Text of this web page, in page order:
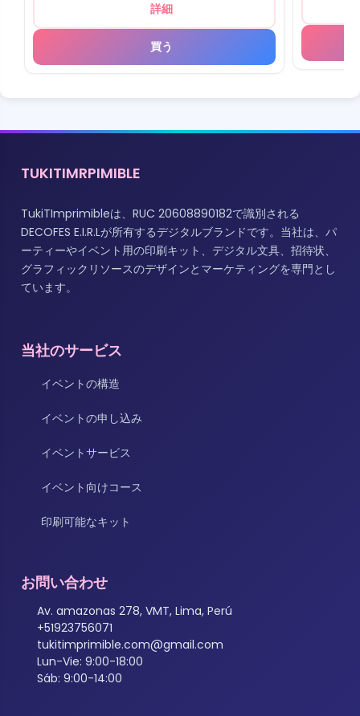
詳細
買う
TUKITIMRPIMIBLE
TukiTImprimibleは、RUC 20608890182で識別される
DECOFES E.I.R.Lが所有するデジタルブランドです。当社は、パ
ーティーやイベント用の印刷キット、デジタル文具、招待状、
グラフィックリソースのデザインとマーケティングを専門とし
ています。
当社のサービス
イベントの構造
イベントの申し込み
イベントサービス
イベント向けコース
印刷可能なキット
お問い合わせ
Av. amazonas 278, VMT, Lima, Perú
+51923756071
tukitimprimible.com@gmail.com
Lun-Vie: 9:00-18:00
Sáb: 9:00-14:00